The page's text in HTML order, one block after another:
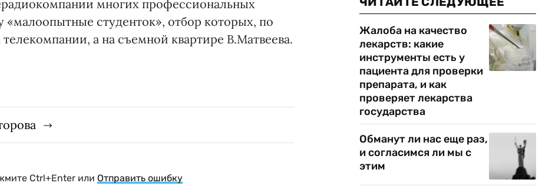
многих профессиональных
«малоопытные студенток», отбор которых, по
а на съемной квартире В.Матвеева.
Ctrl+Enter или Отправить ошибку
Жалоба на качество
лекарств: какие
инструменты есть у
пациента для проверки
препарата, и как
проверяет лекарства
государства
Обманут ли нас еще раз,
и согласимся ли мы с
этим